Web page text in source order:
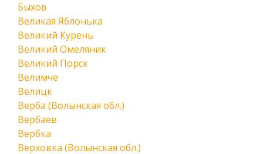
Быхов
Великая Яблонька
Великий Курень
Великий Омеляник
Великий Порск
Велимче
Велицк
Верба (Волынская обл.)
Вербаев
Вербка
Верховка (Волынская обл.)